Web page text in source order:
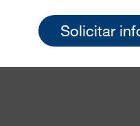
Solicitar